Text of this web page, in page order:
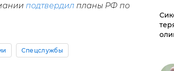
подтвердил планы РФ по
Спецслужбы